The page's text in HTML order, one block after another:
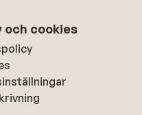
cookies